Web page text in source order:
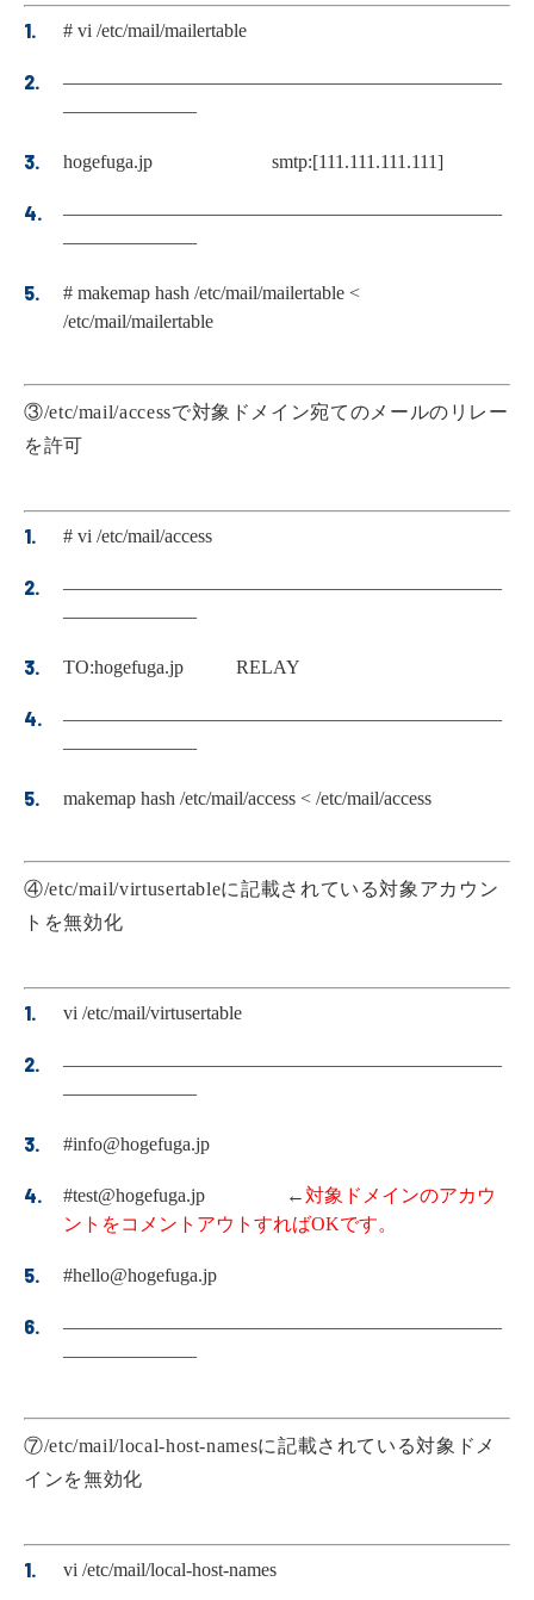
# vi /etc/mail/mailertable
———————————————————————
———————
hogefuga.jp smtp:[111.111.111.111]
———————————————————————
———————
# makemap hash /etc/mail/mailertable <
/etc/mail/mailertable
③/etc/mail/accessで対象ドメイン宛てのメールのリレー
を許可
# vi /etc/mail/access
———————————————————————
———————
TO:hogefuga.jp RELAY
———————————————————————
———————
makemap hash /etc/mail/access < /etc/mail/access
④/etc/mail/virtusertableに記載されている対象アカウン
トを無効化
vi /etc/mail/virtusertable
———————————————————————
———————
#info@hogefuga.jp
#test@hogefuga.jp ←対象ドメインのアカウ
ントをコメントアウトすればOKです。
#hello@hogefuga.jp
———————————————————————
———————
⑦/etc/mail/local-host-namesに記載されている対象ドメ
インを無効化
vi /etc/mail/local-host-names